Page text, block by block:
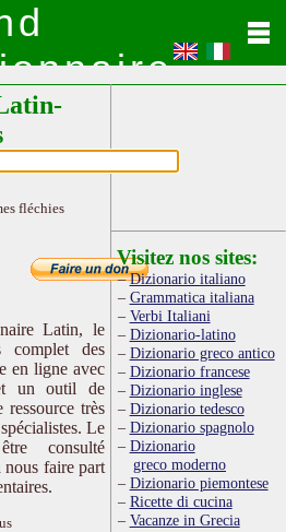
fléchies
Latin, le
des
en ligne avec
un outil de
très
Le
consulté
nous faire part
Visitez nos sites:
Dizionario italiano
Grammatica italiana
Verbi Italiani
Dizionario-latino
Dizionario greco antico
Dizionario francese
Dizionario inglese
Dizionario tedesco
Dizionario spagnolo
Dizionario
greco moderno
Dizionario piemontese
Ricette di cucina
Vacanze in Grecia